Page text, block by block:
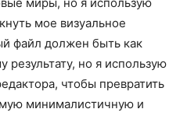
мое визуальное
файл должен быть как
но я использую
чтобы превратить
минималистичную и